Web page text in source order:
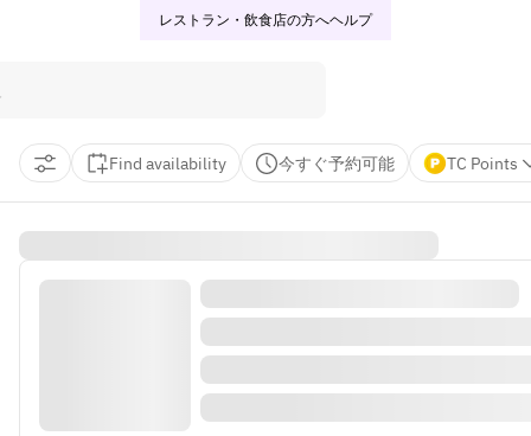
レストラン・飲食店の方へヘルプ
Find availability 今すぐ予約可能 TC Points